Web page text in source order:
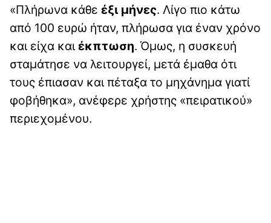
«Πλήρωνα κάθε έξι μήνες. Λίγο πιο κάτω
από 100 ευρώ ήταν, πλήρωσα για έναν χρόνο
και είχα και έκπτωση. Όμως, η συσκευή
σταμάτησε να λειτουργεί, μετά έμαθα ότι
τους έπιασαν και πέταξα το μηχάνημα γιατί
φοβήθηκα», ανέφερε χρήστης «πειρατικού»
περιεχομένου.